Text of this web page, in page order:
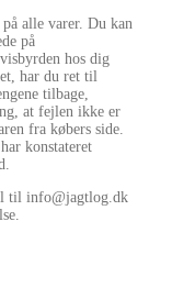
alle varer. Du kan
på
hos dig
har du ret til
tilbage,
at fejlen ikke er
fra købers side.
konstateret
til info@jagtlog.dk